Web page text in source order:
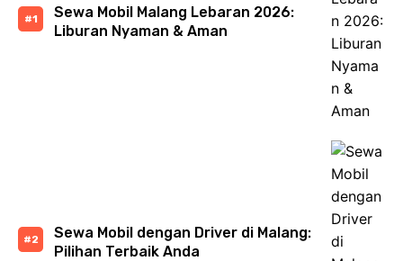
Sewa Mobil Malang Lebaran 2026:
Liburan Nyaman & Aman
Sewa Mobil dengan Driver di Malang:
Pilihan Terbaik Anda